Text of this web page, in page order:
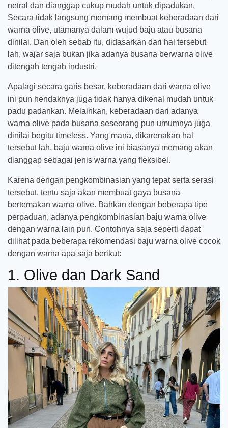
netral dan dianggap cukup mudah untuk dipadukan.
Secara tidak langsung memang membuat keberadaan dari
warna olive, utamanya dalam wujud baju atau busana
dinilai. Dan oleh sebab itu, didasarkan dari hal tersebut
lah, wajar saja bukan jika adanya busana berwarna olive
ditengah tengah industri.
Apalagi secara garis besar, keberadaan dari warna olive
ini pun hendaknya juga tidak hanya dikenal mudah untuk
padu padankan. Melainkan, keberadaan dari adanya
warna olive pada busana seseorang pun umumnya juga
dinilai begitu timeless. Yang mana, dikarenakan hal
tersebut lah, baju warna olive ini biasanya memang akan
dianggap sebagai jenis warna yang fleksibel.
Karena dengan pengkombinasian yang tepat serta serasi
tersebut, tentu saja akan membuat gaya busana
bertemakan warna olive. Bahkan dengan beberapa tipe
perpaduan, adanya pengkombinasian baju warna olive
dengan warna lain pun. Contohnya saja seperti dapat
dilihat pada beberapa rekomendasi baju warna olive cocok
dengan warna apa saja berikut:
1. Olive dan Dark Sand